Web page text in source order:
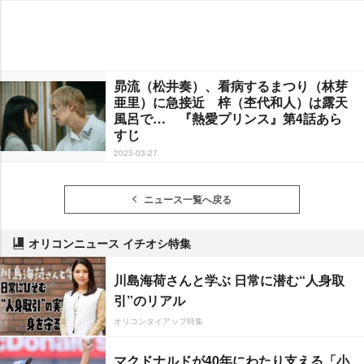
昴流（松井奏）、看病するまつり（林芽
亜里）に急接近 梓（杢代和人）は露天
風呂で… 『熱愛プリンス』第4話あら
すじ
2025-03-27
ニュース一覧へ戻る
オリコンニュース イチオシ特集
川島海荷さんと学ぶ 日常に潜む“人身取
引”のリアル
オリコンタイアップ特集
マクドナルドが40年にわたり支える「小